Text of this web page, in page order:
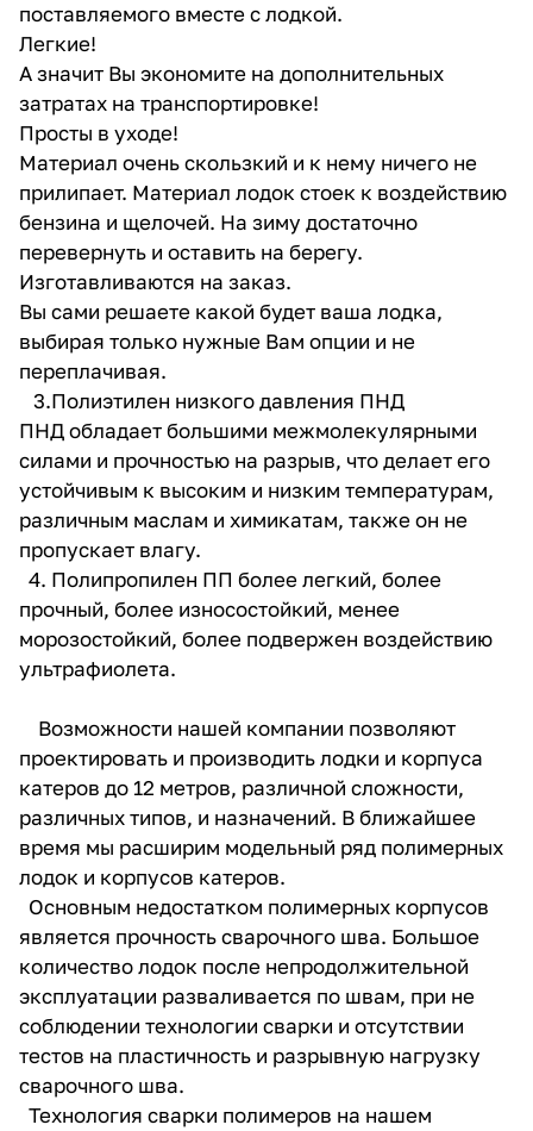
поставляемого вместе с лодкой.
Легкие!
А значит Вы экономите на дополнительных
затратах на транспортировке!
Просты в уходе!
Материал очень скользкий и к нему ничего не
прилипает. Материал лодок стоек к воздействию
бензина и щелочей. На зиму достаточно
перевернуть и оставить на берегу.
Изготавливаются на заказ.
Вы сами решаете какой будет ваша лодка,
выбирая только нужные Вам опции и не
переплачивая.
3.Полиэтилен низкого давления ПНД
ПНД обладает большими межмолекулярными
силами и прочностью на разрыв, что делает его
устойчивым к высоким и низким температурам,
различным маслам и химикатам, также он не
пропускает влагу.
4. Полипропилен ПП более легкий, более
прочный, более износостойкий, менее
морозостойкий, более подвержен воздействию
ультрафиолета.
Возможности нашей компании позволяют
проектировать и производить лодки и корпуса
катеров до 12 метров, различной сложности,
различных типов, и назначений. В ближайшее
время мы расширим модельный ряд полимерных
лодок и корпусов катеров.
Основным недостатком полимерных корпусов
является прочность сварочного шва. Большое
количество лодок после непродолжительной
эксплуатации разваливается по швам, при не
соблюдении технологии сварки и отсутствии
тестов на пластичность и разрывную нагрузку
сварочного шва.
Технология сварки полимеров на нашем